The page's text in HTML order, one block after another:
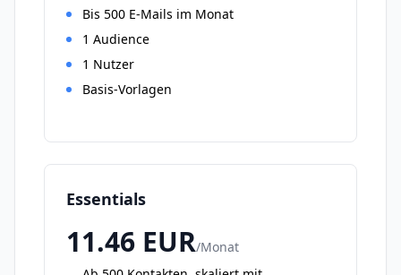
Bis 500 E-Mails im Monat
1 Audience
1 Nutzer
Basis-Vorlagen
Essentials
11.46 EUR/Monat